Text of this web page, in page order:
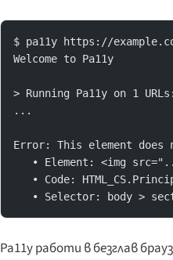
$ pa11y https://
Welcome to Pa11y
> Running Pa11y on 1 URLs:
...
Error: This element
• Element: <img
• Code:
• Selector: body >
Pa11y работи в безглав